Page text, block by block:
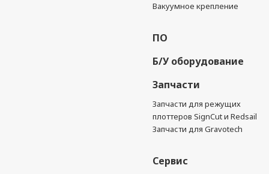
Вакуумное крепление
ПО
Б/У оборудование
Запчасти
Запчасти для режущих
плоттеров SignCut и Redsail
Запчасти для Gravotech
Сервис